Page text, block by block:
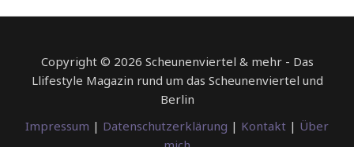
Copyright © 2026 Scheunenviertel & mehr - Das
Llifestyle Magazin rund um das Scheunenviertel und
Berlin
Impressum | Datenschutzerklärung | Kontakt | Über